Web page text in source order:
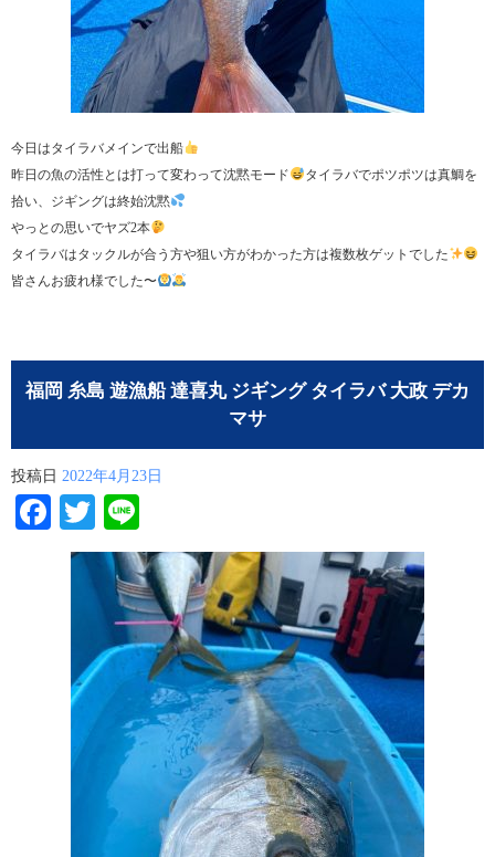
今日はタイラバメインで出船
昨日の魚の活性とは打って変わって沈黙モード
タイラバでポツポツは真鯛を
拾い、ジギングは終始沈黙
やっとの思いでヤズ2本
タイラバはタックルが合う方や狙い方がわかった方は複数枚ゲットでした
皆さんお疲れ様でした〜
福岡 糸島 遊漁船 達喜丸 ジギング タイラバ 大政 デカ
マサ
投稿日 2022年4月23日
Facebook
Twitter